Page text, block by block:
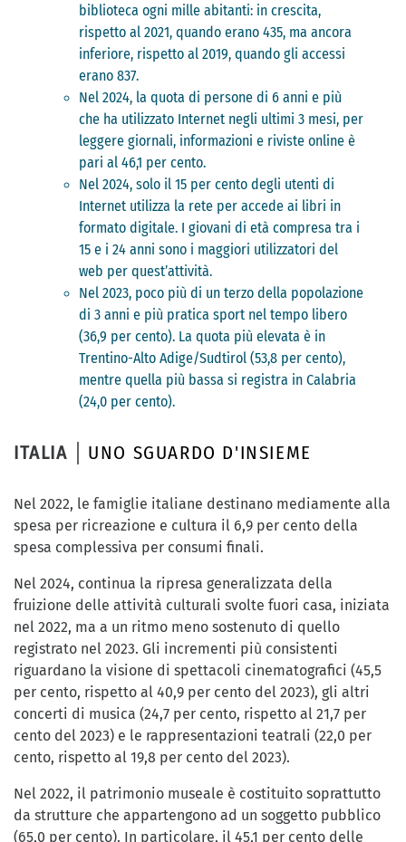
biblioteca ogni mille abitanti: in crescita,
rispetto al 2021, quando erano 435, ma ancora
inferiore, rispetto al 2019, quando gli accessi
erano 837.
Nel 2024, la quota di persone di 6 anni e più
che ha utilizzato Internet negli ultimi 3 mesi, per
leggere giornali, informazioni e riviste online è
pari al 46,1 per cento.
Nel 2024, solo il 15 per cento degli utenti di
Internet utilizza la rete per accede ai libri in
formato digitale. I giovani di età compresa tra i
15 e i 24 anni sono i maggiori utilizzatori del
web per quest’attività.
Nel 2023, poco più di un terzo della popolazione
di 3 anni e più pratica sport nel tempo libero
(36,9 per cento). La quota più elevata è in
Trentino-Alto Adige/Sudtirol (53,8 per cento),
mentre quella più bassa si registra in Calabria
(24,0 per cento).
ITALIA UNO SGUARDO D'INSIEME
Nel 2022, le famiglie italiane destinano mediamente alla
spesa per ricreazione e cultura il 6,9 per cento della
spesa complessiva per consumi finali.
Nel 2024, continua la ripresa generalizzata della
fruizione delle attività culturali svolte fuori casa, iniziata
nel 2022, ma a un ritmo meno sostenuto di quello
registrato nel 2023. Gli incrementi più consistenti
riguardano la visione di spettacoli cinematografici (45,5
per cento, rispetto al 40,9 per cento del 2023), gli altri
concerti di musica (24,7 per cento, rispetto al 21,7 per
cento del 2023) e le rappresentazioni teatrali (22,0 per
cento, rispetto al 19,8 per cento del 2023).
Nel 2022, il patrimonio museale è costituito soprattutto
da strutture che appartengono ad un soggetto pubblico
(65,0 per cento). In particolare, il 45,1 per cento delle